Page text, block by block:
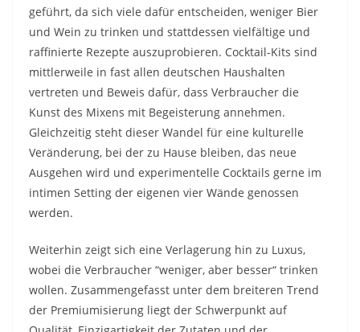
geführt, da sich viele dafür entscheiden, weniger Bier
und Wein zu trinken und stattdessen vielfältige und
raffinierte Rezepte auszuprobieren. Cocktail-Kits sind
mittlerweile in fast allen deutschen Haushalten
vertreten und Beweis dafür, dass Verbraucher die
Kunst des Mixens mit Begeisterung annehmen.
Gleichzeitig steht dieser Wandel für eine kulturelle
Veränderung, bei der zu Hause bleiben, das neue
Ausgehen wird und experimentelle Cocktails gerne im
intimen Setting der eigenen vier Wände genossen
werden.
Weiterhin zeigt sich eine Verlagerung hin zu Luxus,
wobei die Verbraucher “weniger, aber besser“ trinken
wollen. Zusammengefasst unter dem breiteren Trend
der Premiumisierung liegt der Schwerpunkt auf